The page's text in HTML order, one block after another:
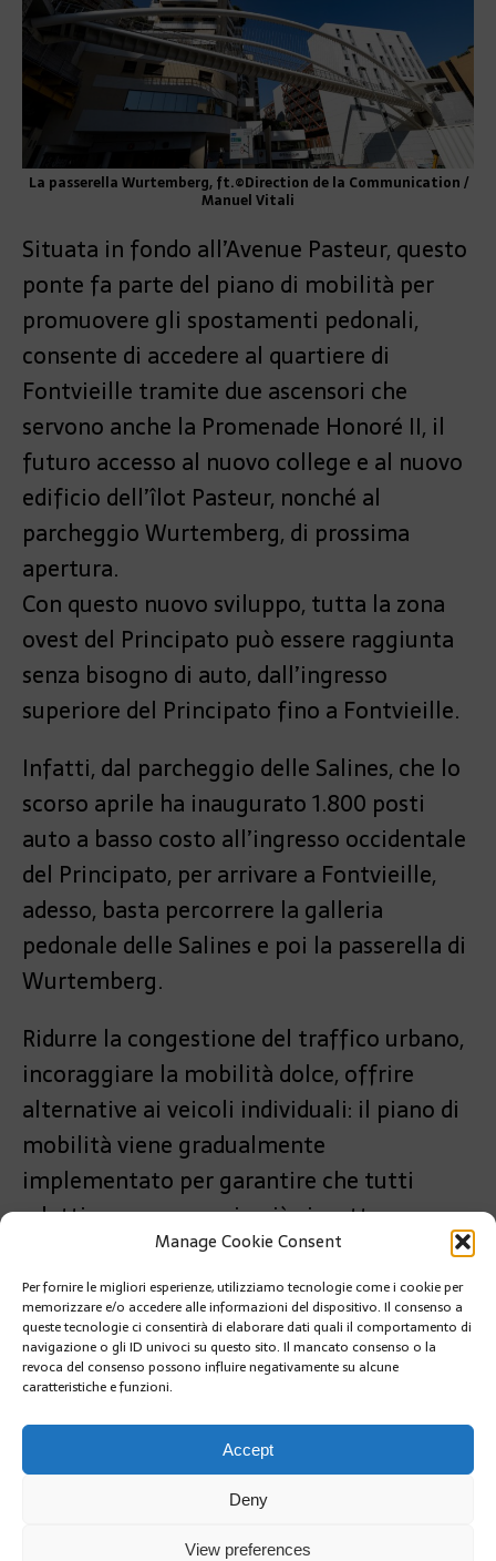
Manage Cookie Consent
Per fornire le migliori esperienze, utilizziamo tecnologie come i cookie per
memorizzare e/o accedere alle informazioni del dispositivo. Il consenso a
queste tecnologie ci consentirà di elaborare dati quali il comportamento di
navigazione o gli ID univoci su questo sito. Il mancato consenso o la
revoca del consenso possono influire negativamente su alcune
caratteristiche e funzioni.
Accept
Deny
View preferences
La passerella Wurtemberg, ft.©Direction de la Communication /
Manuel Vitali
Situata in fondo all’Avenue Pasteur, questo
ponte fa parte del piano di mobilità per
promuovere gli spostamenti pedonali,
consente di accedere al quartiere di
Fontvieille tramite due ascensori che
servono anche la Promenade Honoré II, il
futuro accesso al nuovo college e al nuovo
edificio dell’îlot Pasteur, nonché al
parcheggio Wurtemberg, di prossima
apertura.
Con questo nuovo sviluppo, tutta la zona
ovest del Principato può essere raggiunta
senza bisogno di auto, dall’ingresso
superiore del Principato fino a Fontvieille.
Infatti, dal parcheggio delle Salines, che lo
scorso aprile ha inaugurato 1.800 posti
auto a basso costo all’ingresso occidentale
del Principato, per arrivare a Fontvieille,
adesso, basta percorrere la galleria
pedonale delle Salines e poi la passerella di
Wurtemberg.
Ridurre la congestione del traffico urbano,
incoraggiare la mobilità dolce, offrire
alternative ai veicoli individuali: il piano di
mobilità viene gradualmente
implementato per garantire che tutti
adottino un approccio più rispettoso
dell’ambiente.
PRÉCÉDENT
I PRINCIPI DI MONACO RAGGIANTI AL 75° GALA DELLA
CROCE ROSSA MONEGASCA
RISCOPRIRE LA CITTÀ E IL BUON UMORE